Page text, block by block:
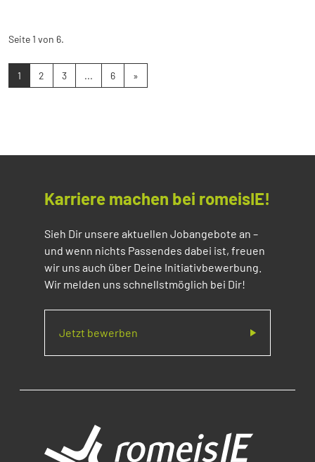
Seite 1 von 6.
1 2 3 ... 6 »
Karriere machen bei romeisIE!
Sieh Dir unsere aktuellen Jobangebote an –
und wenn nichts Passendes dabei ist, freuen
wir uns auch über Deine Initiativbewerbung.
Wir melden uns schnellstmöglich bei Dir!
Jetzt bewerben